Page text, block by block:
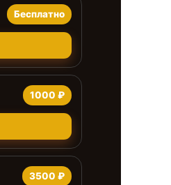
Бесплатно
1000 ₽
3500 ₽